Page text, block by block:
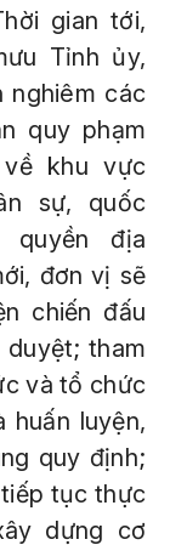
gian tới,
Tỉnh ủy,
nghiêm các
quy phạm
khu vực
sự, quốc
quyền địa
đơn vị sẽ
chiến đấu
duyệt; tham
và tổ chức
huấn luyện,
quy định;
tục thực
dựng cơ